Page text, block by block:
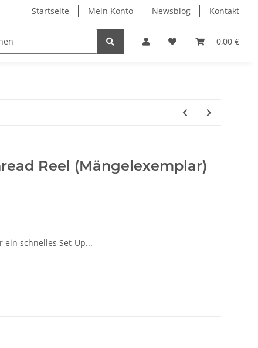
Startseite Mein Konto Newsblog Kontakt
0,00 €
Reel (Mängelexemplar)
ein schnelles Set-Up...